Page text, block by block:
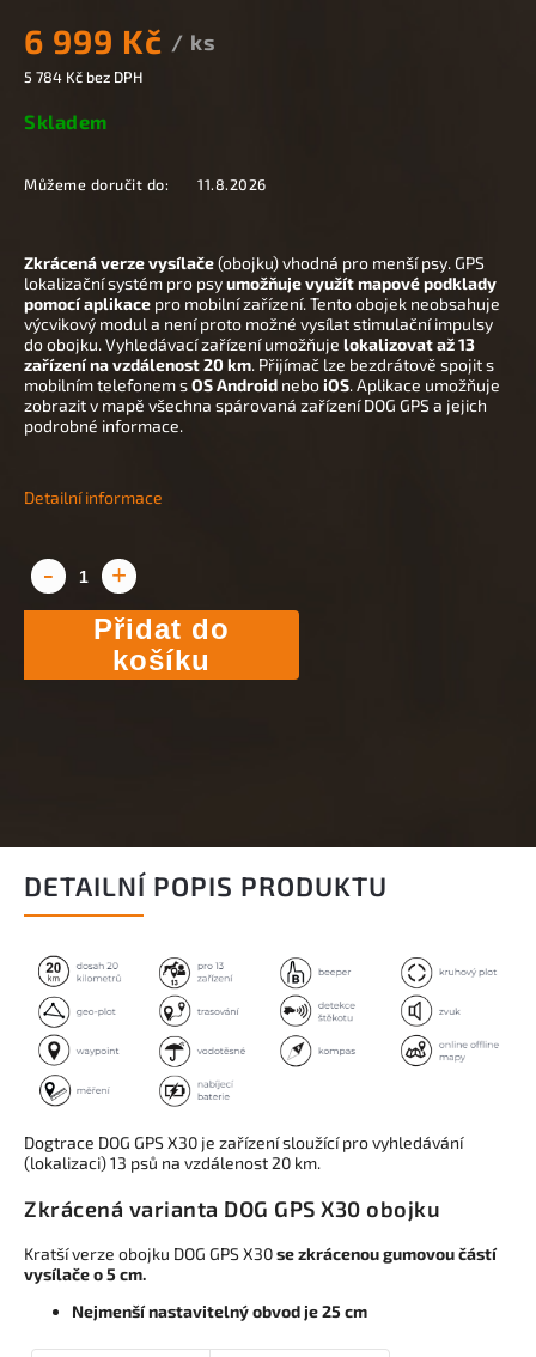
6 999 Kč / ks
5 784 Kč bez DPH
Skladem
Můžeme doručit do: 11.8.2026
Přidat do
košíku
Zkrácená verzevysílače(obojku) vhodná pro menší psy. GPS
lokalizační systém pro psyumožňuje využít mapové podklady
pomocí aplikace pro mobilní zařízení. Tento obojek neobsahuje
výcvikový modul a není proto možné vysílat stimulační impulsy
do obojku. Vyhledávací zařízení umožňuje lokalizovat až 13
zařízení na vzdálenost 20 km. Přijímač lze bezdrátově spojit s
mobilním telefonem sOS Android neboiOS. Aplikace umožňuje
zobrazit v mapě všechna spárovaná zařízení DOG GPS a jejich
podrobné informace.
Detailní informace
DETAILNÍ POPIS PRODUKTU
Dogtrace DOG GPS X30 je zařízení sloužící pro vyhledávání
(lokalizaci) 13 psů na vzdálenost 20 km.
Zkrácená varianta DOG GPS X30 obojku
Kratší verze obojku DOG GPS X30se zkrácenou gumovou částí
vysílače o 5 cm.
Nejmenší nastavitelný obvod je 25 cm